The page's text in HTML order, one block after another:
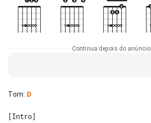
Continua depois do anúncio
Tom: D
[Intro]